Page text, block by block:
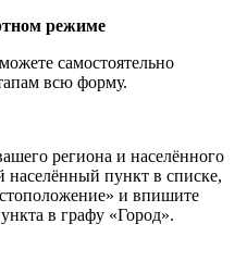
режиме
самостоятельно
всю форму.
региона и населённого
пункт в списке,
и впишите
в графу «Город».